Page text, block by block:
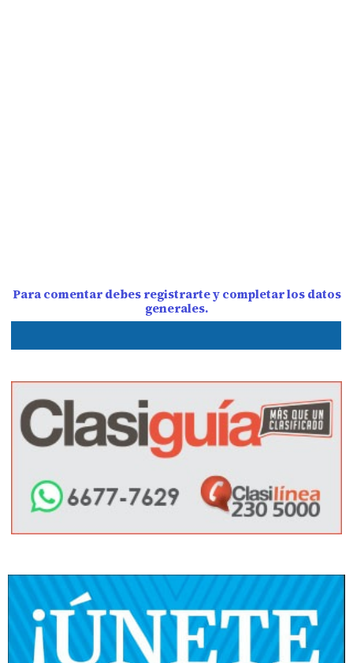
Para comentar debes registrarte y completar los datos
generales.